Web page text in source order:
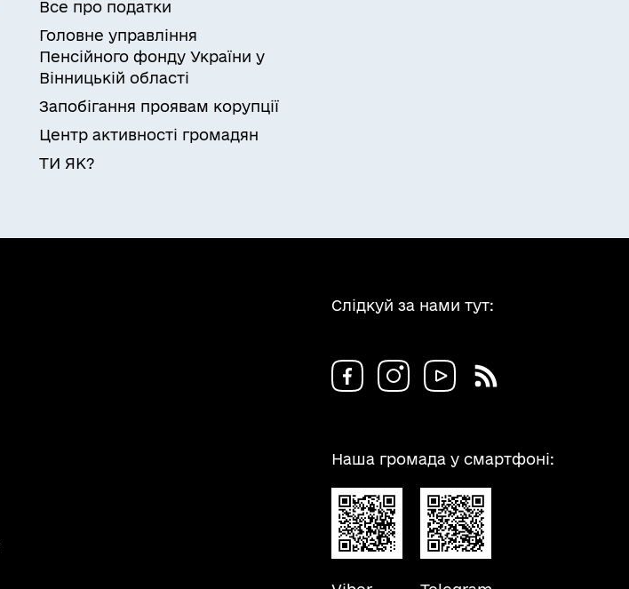
Все про податки
Головне управління
Пенсійного фонду України у
Вінницькій області
Запобігання проявам корупції
Центр активності громадян
ТИ ЯК?
Слідкуй за нами тут:
Наша громада у смартфоні: